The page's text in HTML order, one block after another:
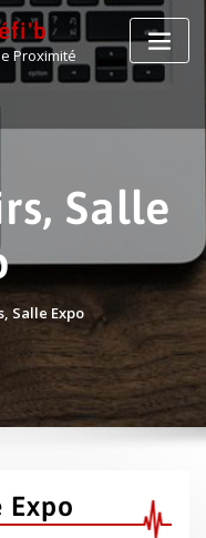
Proximité
Salle
Salle Expo
Expo